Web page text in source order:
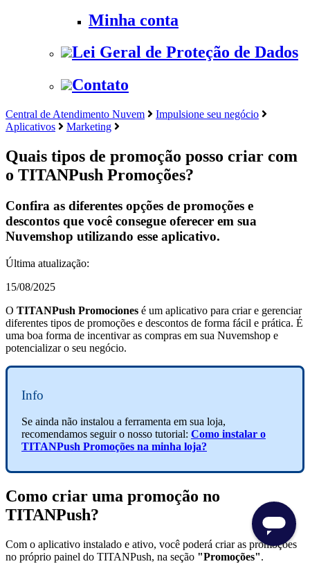
Minha conta
Lei Geral de Proteção de Dados
Contato
Central de Atendimento Nuvem
Impulsione seu negócio
Aplicativos
Marketing
Quais tipos de promoção posso criar com
o TITANPush Promoções?
Confira as diferentes opções de promoções e
descontos que você consegue oferecer em sua
Nuvemshop utilizando esse aplicativo.
Última atualização:
15/08/2025
O TITANPush Promociones é um aplicativo para criar e gerenciar
diferentes tipos de promoções e descontos de forma fácil e prática. É
uma boa forma de incentivar as compras em sua Nuvemshop e
potencializar o seu negócio.
Info
Se ainda não instalou a ferramenta em sua loja,
recomendamos seguir o nosso tutorial: Como instalar o
TITANPush Promoções na minha loja?
Como criar uma promoção no
TITANPush?
Com o aplicativo instalado e ativo, você poderá criar as promoções
no próprio painel do TITANPush, na seção "Promoções".